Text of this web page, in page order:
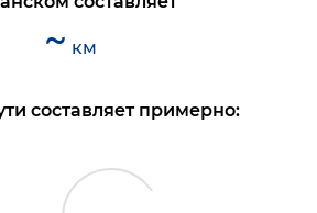
~ км
составляет примерно: